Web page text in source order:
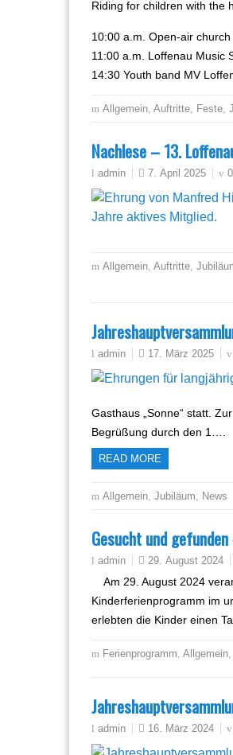
Riding for children with the
10:00 a.m. Open-air
11:00 a.m. Loffenau Music
14:30 Youth band MV
Allgemein, Auftritte, Feste,
Nachlese – 13.
admin 7. April 2025
Allgemein, Auftritte,
admin 17. März 2025
Gasthaus „Sonne“ statt.
Begrüßung durch den 1….
READ MORE
Allgemein, Jubiläum, News
Gesucht und
admin 29. August 2024
Am 29. August 2024
Kinderferienprogramm im
erlebten die Kinder einen
Ferienprogramm, Allgemein,
admin 16. März 2024